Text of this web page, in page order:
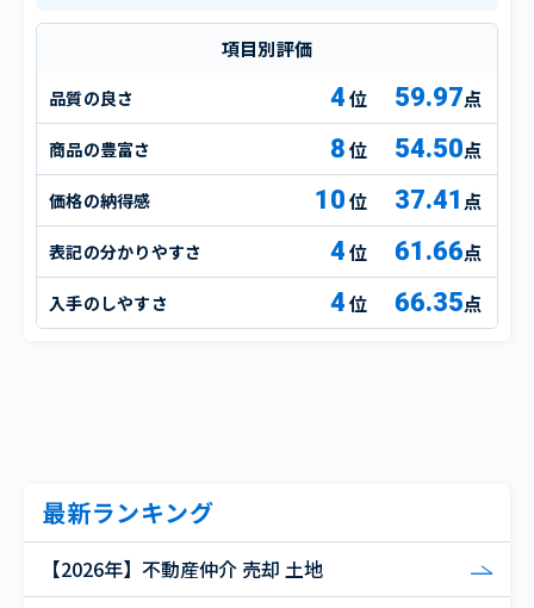
項目別評価
品質の良さ 4 59.97点
商品の豊富さ 8 54.50点
価格の納得感 10 37.41 点
表記の分かりやすさ 4 61.66点
入手のしやすさ 4 66.35点
最新ランキング
【2026年】不動産仲介 売却 土地